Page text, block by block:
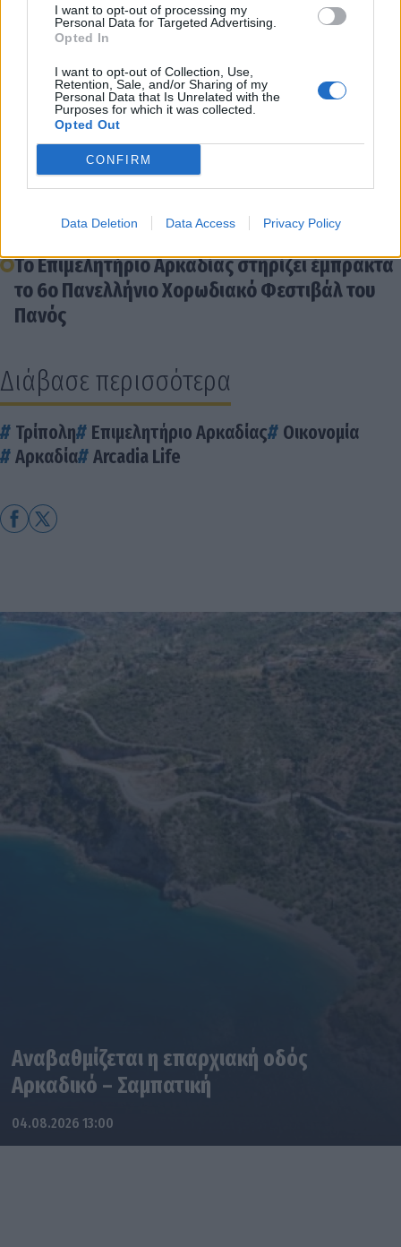
I want to opt-out of processing my
Personal Data for Targeted Advertising.
Opted In
I want to opt-out of Collection, Use,
Retention, Sale, and/or Sharing of my
Personal Data that Is Unrelated with the
Purposes for which it was collected.
Opted Out
CONFIRM
Data Deletion Data Access Privacy Policy
Ολοκληρώθηκε το σεμινάριο του
Επιμελητηρίου Αρκαδίας για τις πωλήσεις
Μέχρι τις 30 Απριλίου παρατάθηκαν οι
αιτήσεις για την επιχειρηματικότητα στον
Δήμο Μεγαλόπολης
Καινοτόμα εφαρμογή εύρεσης εργασίας
δημιουργούν Επιμελητήριο Αρκαδίας και
Πανεπιστήμιο Πελοποννήσου
Επιμελητήριο Αρκαδίας: Στοχευμένες Δράσεις
Το Επιμελητήριο Αρκαδίας στηρίζει έμπρακτα
το 6ο Πανελλήνιο Χορωδιακό Φεστιβάλ του
Πανός
Διάβασε περισσότερα
Τρίπολη Επιμελητήριο Αρκαδίας
Οικονομία
Αρκαδία
Arcadia Life
Αναβαθμίζεται η επαρχιακή οδός
Αρκαδικό – Σαμπατική
04.08.2026 13:00